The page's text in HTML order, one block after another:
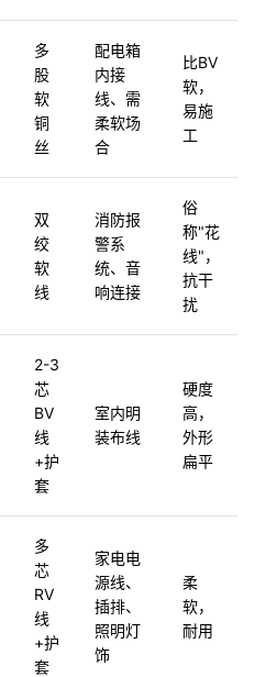
多
股
软
铜
丝
配电箱
内接
线、需
柔软场
合
比BV
软，
易施
工
双
绞
软
线
消防报
警系
统、音
响连接
俗
称"花
线"，
抗干
扰
2-3
芯
BV
线
+护
套
室内明
装布线
硬度
高，
外形
扁平
多
芯
RV
线
+护
套
家电电
源线、
插排、
照明灯
饰
柔
软，
耐用